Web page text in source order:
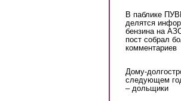
В паблике
делятся
бензина на
пост собрал
комментариев
Дому-
следующем
– дольщики